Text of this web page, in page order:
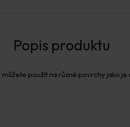
použít na různé povrchy jako je